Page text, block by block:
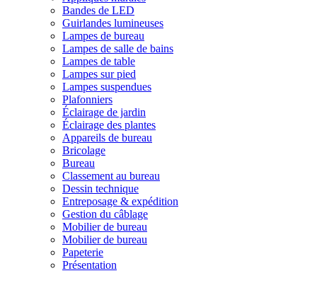
Bandes de LED
Guirlandes lumineuses
Lampes de bureau
Lampes de salle de bains
Lampes de table
Lampes sur pied
Lampes suspendues
Plafonniers
Éclairage de jardin
Éclairage des plantes
Appareils de bureau
Bricolage
Bureau
Classement au bureau
Dessin technique
Entreposage & expédition
Gestion du câblage
Mobilier de bureau
Mobilier de bureau
Papeterie
Présentation